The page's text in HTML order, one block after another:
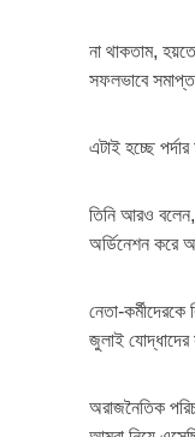
না থাকতাম,
সফলভাবে
এটাই হচ্ছে
তিনি আরও
অর্ডিনেশন করে
নেতা-
জুলাই যোদ্ধাদের
অরাজনৈতিক